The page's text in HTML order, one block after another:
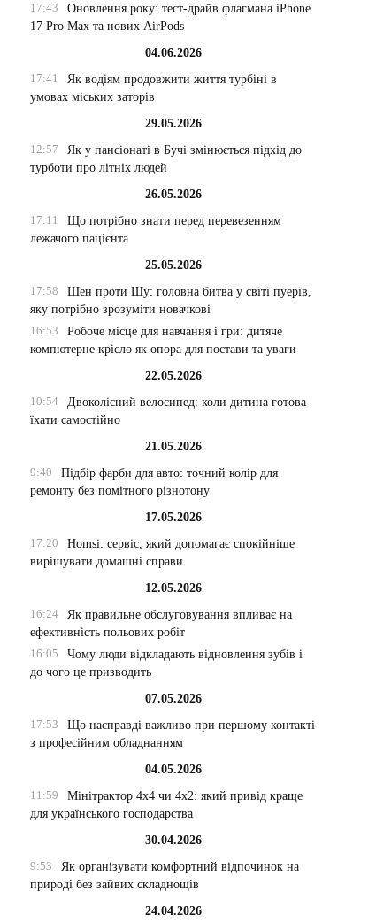
17:43
Оновлення року: тест-драйв флагмана iPhone
17 Pro Max та нових AirPods
04.06.2026
17:41
Як водіям продовжити життя турбіні в
умовах міських заторів
29.05.2026
12:57
Як у пансіонаті в Бучі змінюється підхід до
турботи про літніх людей
26.05.2026
17:11
Що потрібно знати перед перевезенням
лежачого пацієнта
25.05.2026
17:58
Шен проти Шу: головна битва у світі пуерів,
яку потрібно зрозуміти новачкові
16:53
Робоче місце для навчання і гри: дитяче
компютерне крісло як опора для постави та уваги
22.05.2026
10:54
Двоколісний велосипед: коли дитина готова
їхати самостійно
21.05.2026
9:40
Підбір фарби для авто: точний колір для
ремонту без помітного різнотону
17.05.2026
17:20
Homsi: сервіс, який допомагає спокійніше
вирішувати домашні справи
12.05.2026
16:24
Як правильне обслуговування впливає на
ефективність польових робіт
16:05
Чому люди відкладають відновлення зубів і
до чого це призводить
07.05.2026
17:53
Що насправді важливо при першому контакті
з професійним обладнанням
04.05.2026
11:59
Мінітрактор 4х4 чи 4х2: який привід краще
для українського господарства
30.04.2026
9:53
Як організувати комфортний відпочинок на
природі без зайвих складнощів
24.04.2026